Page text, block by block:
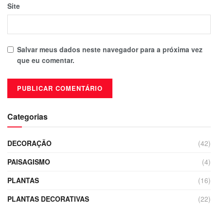
Site
Salvar meus dados neste navegador para a próxima vez
que eu comentar.
Categorias
DECORAÇÃO
(42)
PAISAGISMO
(4)
PLANTAS
(16)
PLANTAS DECORATIVAS
(22)